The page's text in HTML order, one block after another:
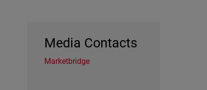
Media Contacts
Marketbridge